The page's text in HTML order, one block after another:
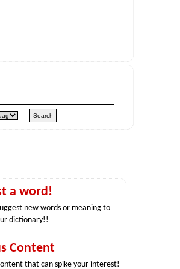
a word!
new words or meaning to
dictionary!!
Content
that can spike your interest!